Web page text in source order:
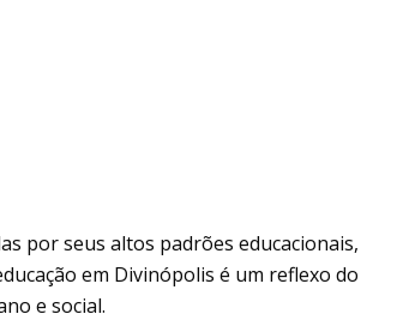
por seus altos padrões educacionais,
em Divinópolis é um reflexo do
e social.